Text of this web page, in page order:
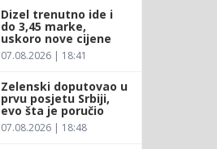
Dizel trenutno ide i
do 3,45 marke,
uskoro nove cijene
07.08.2026 | 18:41
Zelenski doputovao u
prvu posjetu Srbiji,
evo šta je poručio
07.08.2026 | 18:48